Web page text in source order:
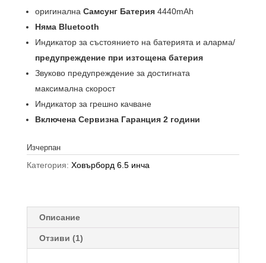
306.78€
лв.).
е:
(279.00
лв.).
oригинална Самсунг Батерия4440mAh
Няма Bluetooth
Индикатор за състоянието на батерията и аларма/
предупреждение при изтощена батерия
Звуково предупреждение за достигната
максимална скорост
Индикатор за грешно качване
Включена Сервизна Гаранция 2 години
Изчерпан
Категория: Ховърборд 6.5 инча
Описание
Отзиви (1)